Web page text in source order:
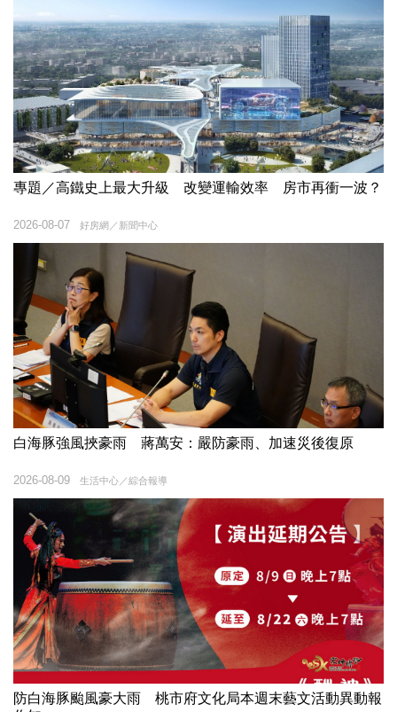
專題／高鐵史上最大升級 改變運輸效率 房市再衝一波？
好房網／新聞中心
2026-08-07
白海豚強風挾豪雨 蔣萬安：嚴防豪雨、加速災後復原
生活中心／綜合報導
2026-08-09
防白海豚颱風豪大雨 桃市府文化局本週末藝文活動異動報